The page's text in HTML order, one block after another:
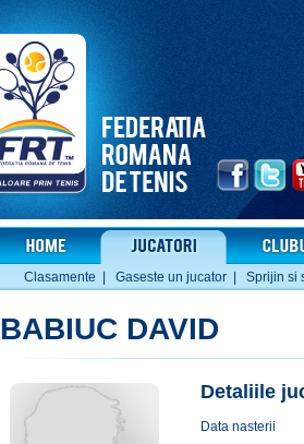
Clasamente Gaseste un jucator Sprijin si
BABIUC DAVID
Detaliile
Data nasterii